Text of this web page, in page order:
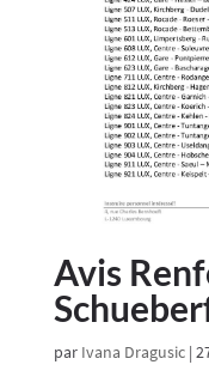
Avis
par Ivana Dragusic|